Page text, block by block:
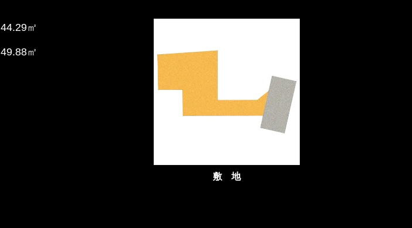
44.29㎡
49.88㎡
敷 地